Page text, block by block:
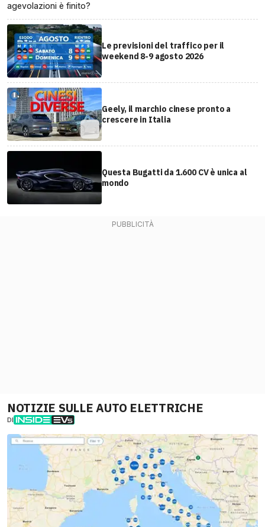
agevolazioni è finito?
Le previsioni del traffico per il
weekend 8-9 agosto 2026
Geely, il marchio cinese pronto a
crescere in Italia
Questa Bugatti da 1.600 CV è unica al
mondo
NOTIZIE SULLE AUTO ELETTRICHE
DI